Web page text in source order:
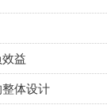
益
体设计